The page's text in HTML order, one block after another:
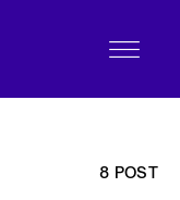
8 POST